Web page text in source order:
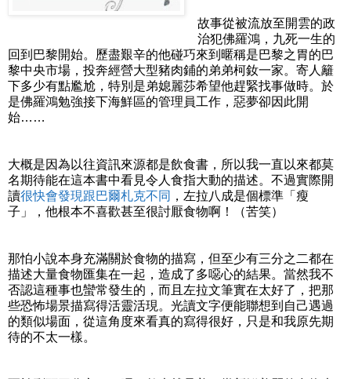
故事從被流放至開雲的政
治犯佛羅鴻，九死一生的
回到巴黎開始。歷盡艱辛的他碰巧來到暱稱是巴黎之胃的巴
黎中央市場，投奔經營大型豬肉鋪的弟弟柯釹一家。寄人籬
下多少有點尷尬，特別是弟媳麗莎希望他趕緊找事做時。於
是佛羅鴻勉強接下海鮮區的管理員工作，惡夢卻因此開
始……
大概是因為以往資訊來源都是飲食書，所以我一直以來都莫
名期待能在這本書中看見令人食指大動的描述。不過實際開
讀很快會發現跟巴爾札克不同 ，左拉八成是個標準「瘦
子」，他根本不喜歡甚至很討厭食物啊！（苦笑）
那怕小說本身充滿關於食物的描寫，但至少有三分之二都在
描述大量食物匯集在一起，造成了多噁心的結果。當然我不
否認這種事也蠻常發生的，而且左拉文筆實在太好了，把那
些恐怖場景描寫得活靈活現。光讀文字便能聯想到自己遇過
的類似場面，從這角度來看真的寫得很好，只是和我原先期
待的不太一樣。